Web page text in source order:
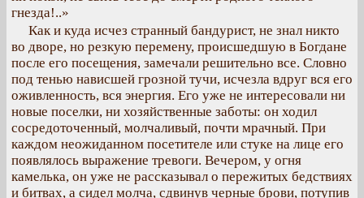
гнезда!..»
Как и куда исчез странный бандурист, не знал никто
во дворе, но резкую перемену, происшедшую в Богдане
после его посещения, замечали решительно все. Словно
под тенью нависшей грозной тучи, исчезла вдруг вся его
оживленность, вся энергия. Его уже не интересовали ни
новые поселки, ни хозяйственные заботы: он ходил
сосредоточенный, молчаливый, почти мрачный. При
каждом неожиданном посетителе или стуке на лице его
появлялось выражение тревоги. Вечером, у огня
камелька, он уже не рассказывал о пережитых бедствиях
и битвах, а сидел молча, сдвинув черные брови, потупив